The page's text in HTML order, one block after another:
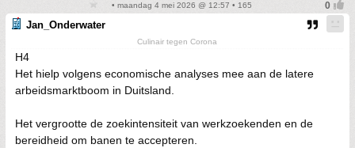
• maandag 4 mei 2026 @ 12:57 • 165
Jan_Onderwater
Culinair tegen Corona
H4
Het hielp volgens economische analyses mee aan de latere
arbeidsmarktboom in Duitsland.
Het vergrootte de zoekintensiteit van werkzoekenden en de
bereidheid om banen te accepteren.